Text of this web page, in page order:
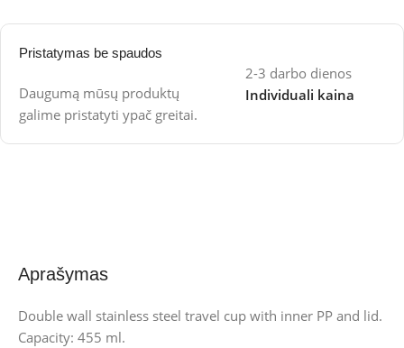
Pristatymas be spaudos
Daugumą mūsų produktų
galime pristatyti ypač greitai.
2-3 darbo dienos
Individuali kaina
Aprašymas
Double wall stainless steel travel cup with inner PP and lid.
Capacity: 455 ml.